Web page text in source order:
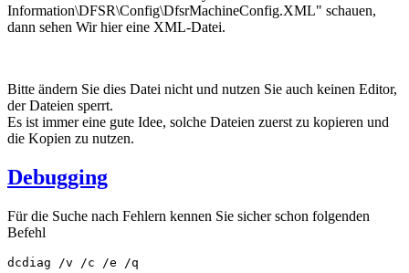
Information\DFSR\Config\DfsrMachineConfig.XML" schauen,
dann sehen Wir hier eine XML-Datei.
Bitte ändern Sie dies Datei nicht und nutzen Sie auch keinen Editor,
der Dateien sperrt.
Es ist immer eine gute Idee, solche Dateien zuerst zu kopieren und
die Kopien zu nutzen.
Debugging
Für die Suche nach Fehlern kennen Sie sicher schon folgenden
Befehl
dcdiag /v /c /e /q